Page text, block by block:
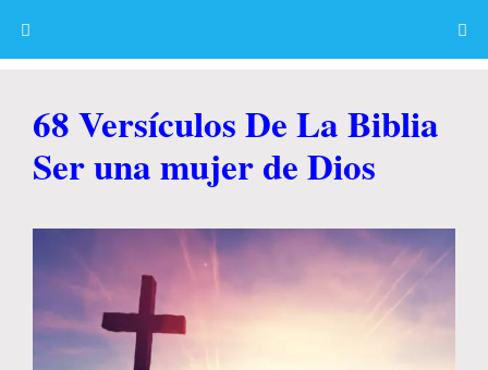
68 Versículos De La Biblia
Ser una mujer de Dios